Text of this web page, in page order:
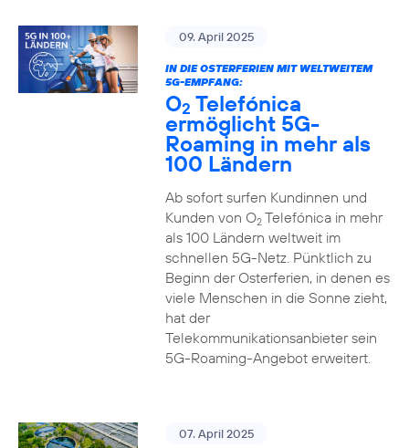
09. April 2025
IN DIE OSTERFERIEN MIT WELTWEITEM
5G-EMPFANG:
O2 Telefónica
ermöglicht 5G-
Roaming in mehr als
100 Ländern
Ab sofort surfen Kundinnen und
Kunden von O2Telefónica in mehr
als 100 Ländern weltweit im
schnellen 5G-Netz. Pünktlich zu
Beginn der Osterferien, in denen es
viele Menschen in die Sonne zieht,
hat der
Telekommunikationsanbieter sein
5G-Roaming-Angebot erweitert.
07. April 2025